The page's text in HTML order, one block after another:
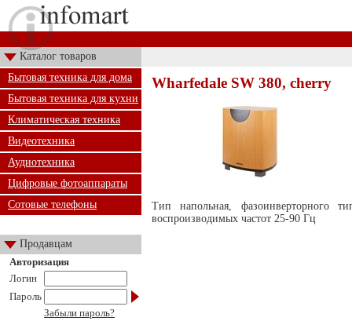
Каталог товаров
Бытовая техника для дома
Бытовая техника для кухни
Климатическая техника
Видеотехника
Аудиотехника
Цифровые фотоаппараты
Сотовые телефоны
Продавцам
Авторизация
Логин
Пароль
Забыли пароль?
Wharfedale SW 380, cherry
Тип напольная, фазоинверторного
воспроизводимых частот 25-90 Гц